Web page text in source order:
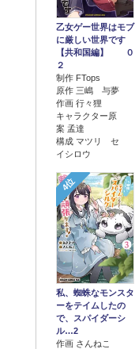
乙女ゲー世界はモブ
に厳しい世界です
【共和国編】 ０
２
制作 FTops
原作 三嶋 与夢
作画 行々狸
キャラクター原
案 孟達
構成 マツリ セ
イシロウ
4位
私、蜘蛛なモンスタ
ーをテイムしたの
で、スパイダーシ
ル…2
作画 さんねこ